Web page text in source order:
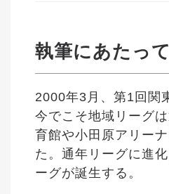
執筆にあたって
2000年3月、第1回関
今でこそ地域リーグ
育館や小田原アリー
た。通年リーグに進
ーグが誕生する。